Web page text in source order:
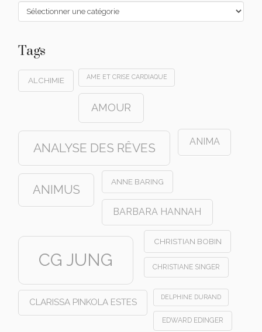
Catégories
Tags
ALCHIMIE AME ET CRISE CARDIAQUE
AMOUR
ANALYSE DES RÊVES ANIMA
ANIMUS
ANNE BARING
BARBARA HANNAH
CG JUNG
CHRISTIAN BOBIN
CHRISTIANE SINGER
CLARISSA PINKOLA ESTES DELPHINE DURAND
EDWARD EDINGER